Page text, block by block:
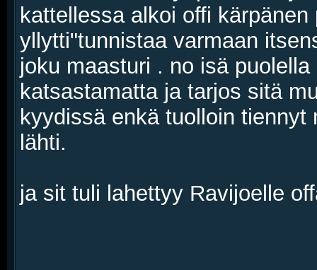
kattellessa alkoi offi
yllytti"tunnistaa varmaan
joku maasturi . no isä
katsastamatta ja tarjos sitä
kyydissä enkä tuolloin
lähti.
ja sit tuli lahettyy Ravijoelle